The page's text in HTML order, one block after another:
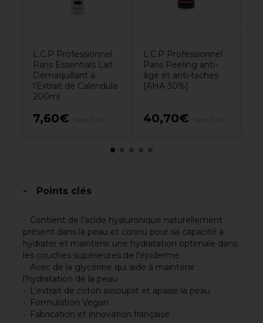
L.C.P Professionnel
Paris Essentials Lait
Démaquillant à
l’Extrait de Calendula
200ml
7,60€
L.C.P Professionnel
Paris Peeling anti-
âge et anti-taches
[AHA 30%]
40,70€
Points clés
Contient de l’acide hyaluronique naturellement
présent dans la peau et connu pour sa capacité à
hydrater et maintenir une hydratation optimale dans
les couches supérieures de l’épiderme
Avec de la glycérine qui aide à maintenir
l’hydratation de la peau
L’extrait de coton assouplit et apaise la peau
Formulation Vegan
Fabrication et innovation française